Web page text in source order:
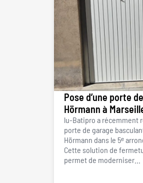
Pose d’une porte
Hörmann à
lu-Batipro a récemment
porte de garage
Hörmann dans le 5ᵉ
Cette solution de
permet de moderniser...